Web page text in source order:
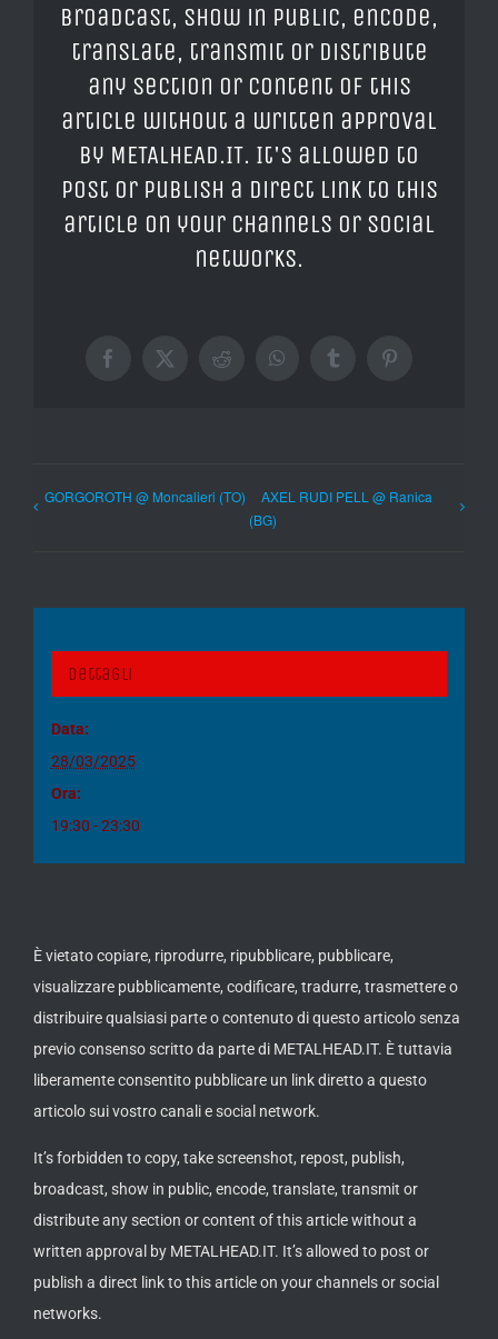
broadcast, show in public, encode,
translate, transmit or distribute
any section or content of this
article without a written approval
by METALHEAD.IT. It's allowed to
post or publish a direct link to this
article on your channels or social
networks.
Facebook
X RedditWhatsAppTumblrPinterest
GORGOROTH @ Moncalieri (TO)
AXEL RUDI PELL @ Ranica
(BG)
Dettagli
Data:
28/03/2025
Ora:
19:30 - 23:30
È vietato copiare, riprodurre, ripubblicare, pubblicare,
visualizzare pubblicamente, codificare, tradurre, trasmettere o
distribuire qualsiasi parte o contenuto di questo articolo senza
previo consenso scritto da parte di METALHEAD.IT. È tuttavia
liberamente consentito pubblicare un link diretto a questo
articolo sui vostro canali e social network.
It’s forbidden to copy, take screenshot, repost, publish,
broadcast, show in public, encode, translate, transmit or
distribute any section or content of this article without a
written approval by METALHEAD.IT. It’s allowed to post or
publish a direct link to this article on your channels or social
networks.